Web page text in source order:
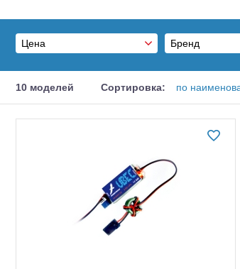
Запчасти и аксессуары
Игрушки
Аппаратура и электроника
Аккумуляторы и батарейки
10 моделей Сортировка: по
Цена
От
Бренд